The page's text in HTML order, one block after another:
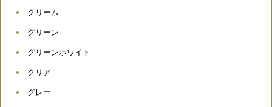
クリーム
グリーン
グリーンホワイト
クリア
グレー